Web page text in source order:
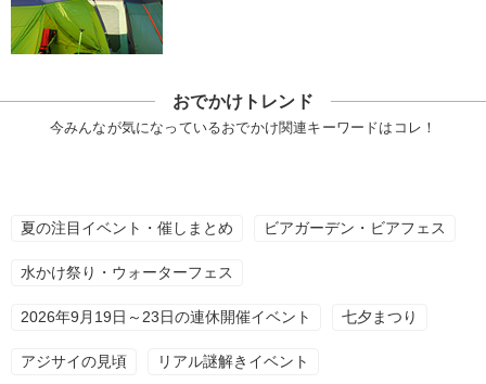
おでかけトレンド
今みんなが気になっているおでかけ関連キーワードはコレ！
夏の注目イベント・催しまとめ ビアガーデン・ビアフェス
水かけ祭り・ウォーターフェス
2026年9月19日～23日の連休開催イベント 七夕まつり
アジサイの見頃 リアル謎解きイベント